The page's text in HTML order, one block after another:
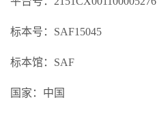
标本号：SAF15045
标本馆：SAF
国家：中国